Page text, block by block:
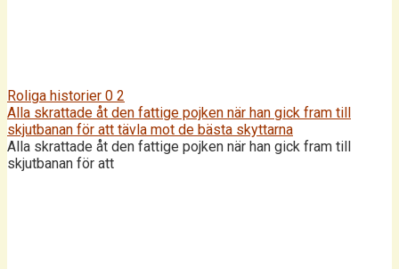
Roliga historier 0 2
Alla skrattade åt den fattige pojken när han gick fram till
skjutbanan för att tävla mot de bästa skyttarna
Alla skrattade åt den fattige pojken när han gick fram till
skjutbanan för att